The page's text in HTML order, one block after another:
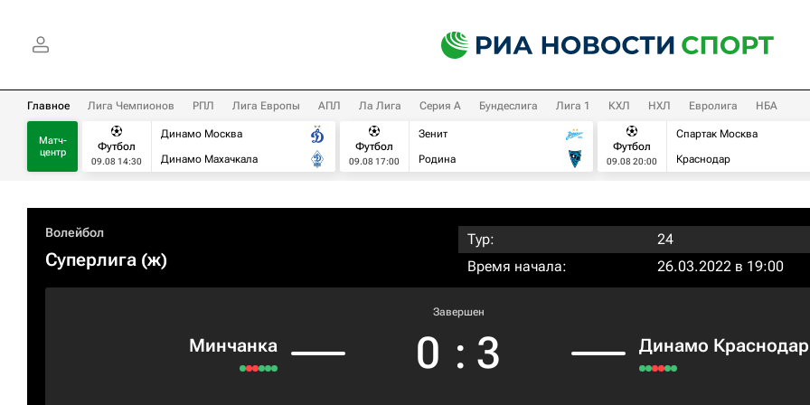
Главное Лига Чемпионов РПЛ Лига Европы АПЛ Ла Лига Серия А Бундеслига Лига 1 КХЛ НХЛ Евролига НБА
Матч-
центр
Футбол
09.08 14:30
Динамо Москва
Динамо Махачкала
Футбол
09.08 17:00
Зенит
Родина
Футбол
09.08 20:00
Спартак Москва
Краснодар
Волейбол
Суперлига (ж)
Тур:
24
Время начала:
26.03.2022 в 19:00
Минчанка
Завершен
0 : 3 Динамо Краснодар